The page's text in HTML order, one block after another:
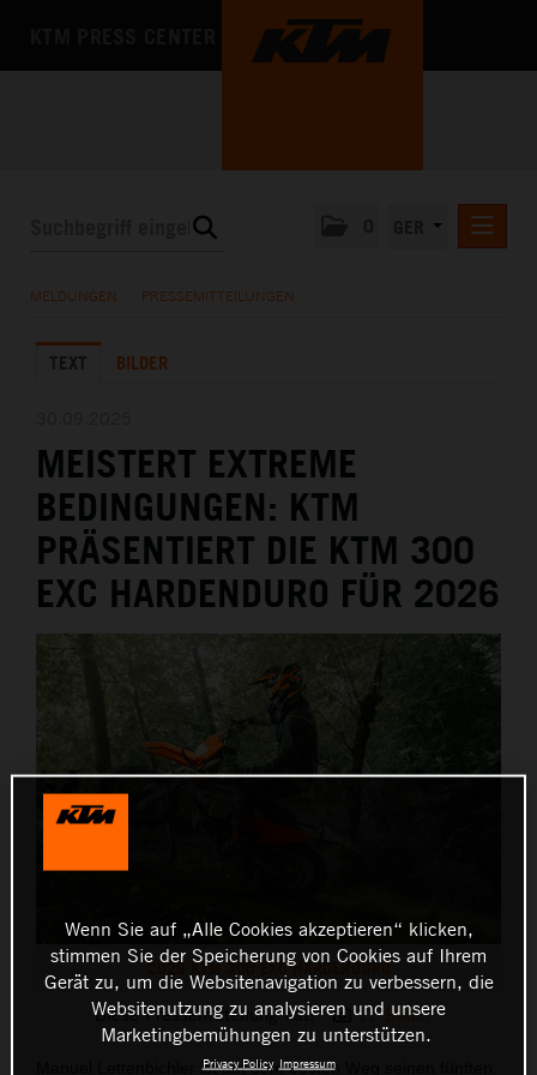
MEDIA
MELDUNGEN PRESSEMITTEILUNGEN
TEXT BILDER
MEISTERT EXTREME
BEDINGUNGEN: KTM
PRÄSENTIERT DIE KTM 300
EXC HARDENDURO FÜR 2026
2026 KTM 300 EXC HARDENDURO
Diese Pressemitteilung hat: 12 Bilder
Manuel Lettenbichler ist auf dem besten Weg seinen fünften
Wenn Sie auf „Alle Cookies akzeptieren“ klicken,
stimmen Sie der Speicherung von Cookies auf Ihrem
Gerät zu, um die Websitenavigation zu verbessern, die
Websitenutzung zu analysieren und unsere
Marketingbemühungen zu unterstützen.
Privacy Policy Impressum